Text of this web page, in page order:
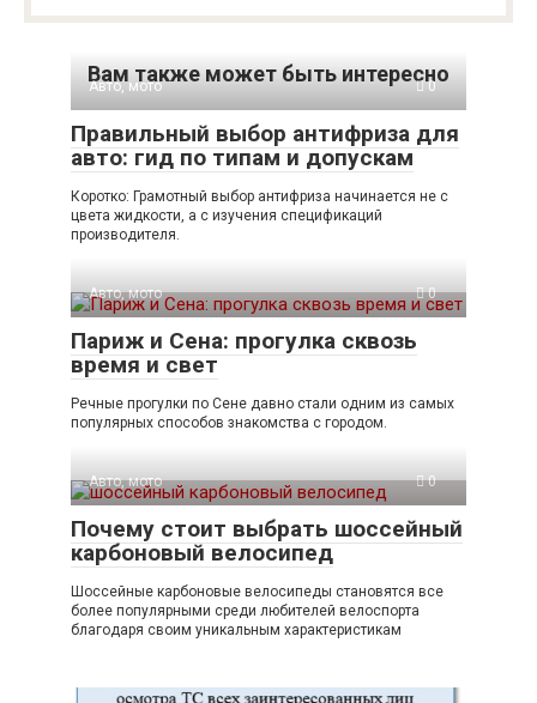
Вам также может быть интересно
Авто, мото 0
Правильный выбор антифриза для
авто: гид по типам и допускам
Коротко: Грамотный выбор антифриза начинается не с
цвета жидкости, а с изучения спецификаций
производителя.
Авто, мото 0
Париж и Сена: прогулка сквозь
время и свет
Речные прогулки по Сене давно стали одним из самых
популярных способов знакомства с городом.
Авто, мото 0
Почему стоит выбрать шоссейный
карбоновый велосипед
Шоссейные карбоновые велосипеды становятся все
более популярными среди любителей велоспорта
благодаря своим уникальным характеристикам